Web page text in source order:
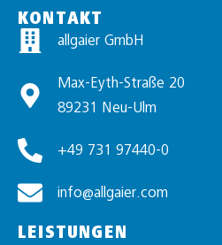
KONTAKT
allgaier GmbH
Max-Eyth-Straße 20
89231 Neu-Ulm
+49 731 97440-0
info@allgaier.com
LEISTUNGEN